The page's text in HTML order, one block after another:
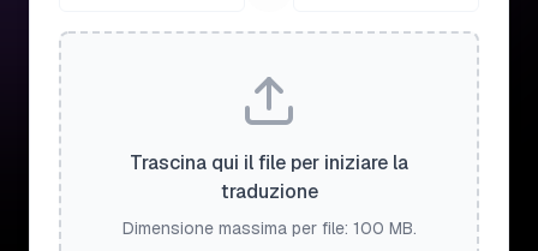
Trascina qui il file per iniziare la
traduzione
Dimensione massima per file: 100 MB.